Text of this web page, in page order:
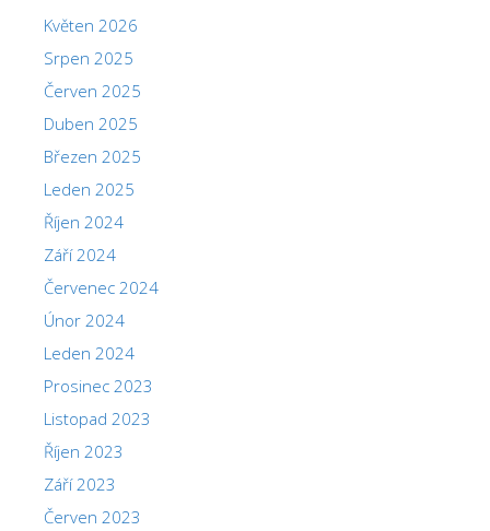
Květen 2026
Srpen 2025
Červen 2025
Duben 2025
Březen 2025
Leden 2025
Říjen 2024
Září 2024
Červenec 2024
Únor 2024
Leden 2024
Prosinec 2023
Listopad 2023
Říjen 2023
Září 2023
Červen 2023